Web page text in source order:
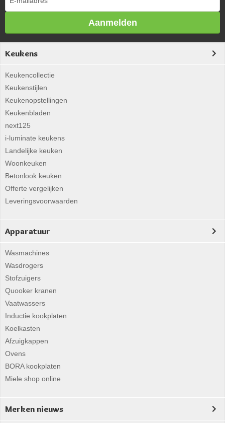
Aanmelden
Keukens
Keukencollectie
Keukenstijlen
Keukenopstellingen
Keukenbladen
next125
i-luminate keukens
Landelijke keuken
Woonkeuken
Betonlook keuken
Offerte vergelijken
Leveringsvoorwaarden
Apparatuur
Wasmachines
Wasdrogers
Stofzuigers
Quooker kranen
Vaatwassers
Inductie kookplaten
Koelkasten
Afzuigkappen
Ovens
BORA kookplaten
Miele shop online
Merken nieuws